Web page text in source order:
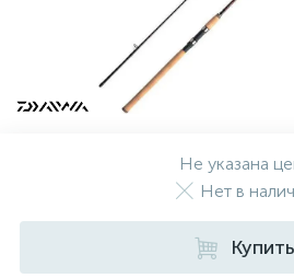
Не указана
Нет в
Купить